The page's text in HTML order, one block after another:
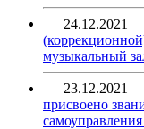
24.12.2021
музыкальный
23.12.2021
присвоено